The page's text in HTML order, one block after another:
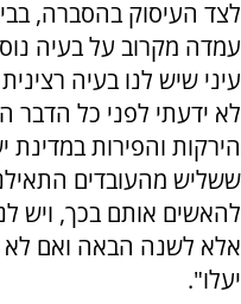
לצד העיסוק בהסברה,
עמדה מקרוב על בעיה
עיני שיש לנו בעיה
לא ידעתי לפני כל הדבר
הירקות והפירות במדינת
ששליש מהעובדים
להאשים אותם בכך, ויש
אלא לשנה הבאה ואם לא
יעלו".